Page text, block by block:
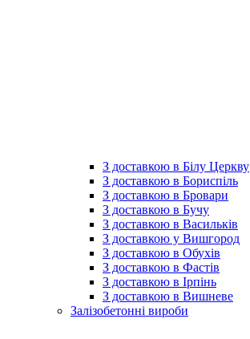
З доставкою в Білу Церкву
З доставкою в Бориспіль
З доставкою в Бровари
З доставкою в Бучу
З доставкою в Васильків
З доставкою у Вишгород
З доставкою в Обухів
З доставкою в Фастів
З доставкою в Ірпінь
З доставкою в Вишневе
Залізобетонні вироби